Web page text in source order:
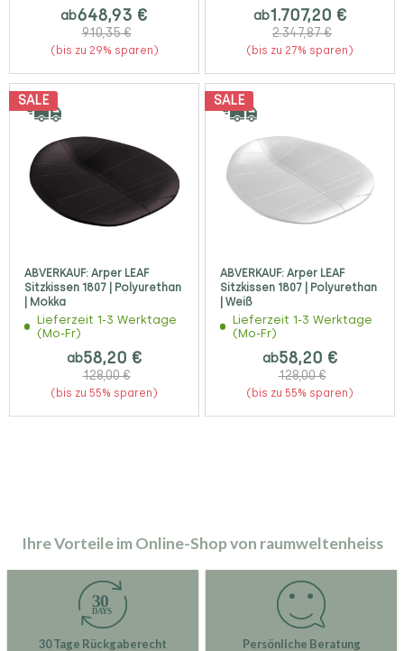
ab648,93 €
910,35 €
(bis zu 29% sparen)
ab1.707,20 €
2.347,87 €
(bis zu 27% sparen)
SALE
ABVERKAUF: Arper LEAF
Sitzkissen 1807 | Polyurethan
| Mokka
Lieferzeit 1-3 Werktage
(Mo-Fr)
ab58,20 €
128,00 €
(bis zu 55% sparen)
SALE
ABVERKAUF: Arper LEAF
Sitzkissen 1807 | Polyurethan
| Weiß
Lieferzeit 1-3 Werktage
(Mo-Fr)
ab58,20 €
128,00 €
(bis zu 55% sparen)
Ihre Vorteile im Online-Shop von raumweltenheiss
30 Tage Rückgaberecht Persönliche Beratung